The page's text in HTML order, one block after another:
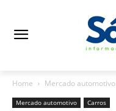
Home Mercado automotivo
Mercado automotivo Carros